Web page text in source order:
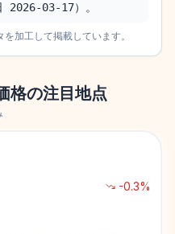
2026-03-17）。
加工して掲載しています。
格の注目地点
-0.3%